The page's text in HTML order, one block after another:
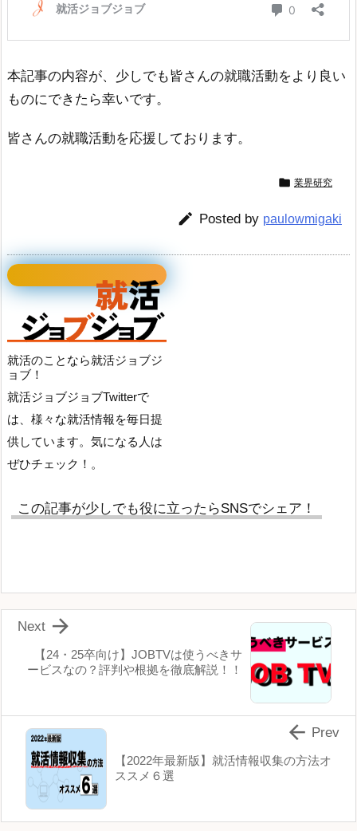
本記事の内容が、少しでも皆さんの就職活動をより良い
ものにできたら幸いです。
皆さんの就職活動を応援しております。
 業界研究
 Posted by paulowmigaki
就活のことなら就活ジョブジ
ョブ！
就活ジョブジョブTwitterで
は、様々な就活情報を毎日提
供しています。気になる人は
ぜひチェック！。
この記事が少しでも役に立ったらSNSでシェア！
【24・25卒向け】JOBTVは使うべきサ
ービスなの？評判や根拠を徹底解説！！

Next
【2022年最新版】就活情報収集の方法オ
ススメ６選
 Prev